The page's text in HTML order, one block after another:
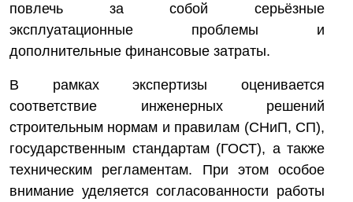
повлечь за собой серьёзные
эксплуатационные проблемы и
дополнительные финансовые затраты.
В рамках экспертизы оценивается
соответствие инженерных решений
строительным нормам и правилам (СНиП, СП),
государственным стандартам (ГОСТ), а также
техническим регламентам. При этом особое
внимание уделяется согласованности работы